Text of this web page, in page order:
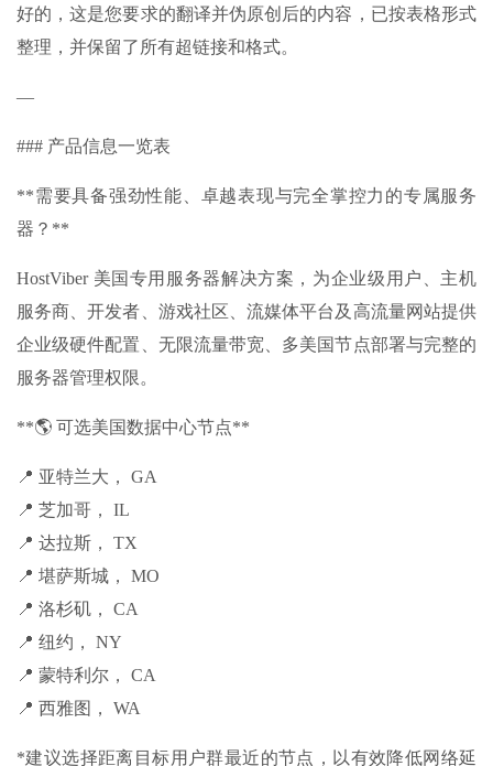
好的，这是您要求的翻译并伪原创后的内容，已按表格形式
整理，并保留了所有超链接和格式。
—
### 产品信息一览表
**需要具备强劲性能、卓越表现与完全掌控力的专属服务
器？**
HostViber 美国专用服务器解决方案，为企业级用户、主机
服务商、开发者、游戏社区、流媒体平台及高流量网站提供
企业级硬件配置、无限流量带宽、多美国节点部署与完整的
服务器管理权限。
**🌎 可选美国数据中心节点**
📍 亚特兰大， GA
📍 芝加哥， IL
📍 达拉斯， TX
📍 堪萨斯城， MO
📍 洛杉矶， CA
📍 纽约， NY
📍 蒙特利尔， CA
📍 西雅图， WA
*建议选择距离目标用户群最近的节点，以有效降低网络延